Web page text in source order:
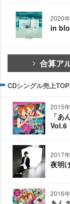
2020
in
合算ア
CDシングル売上
2015
「あ
Vol.6
2017
夜明
2016